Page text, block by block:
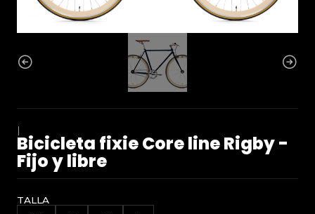
|
Bicicleta fixie Core line Rigby -
Fijo y libre
TALLA